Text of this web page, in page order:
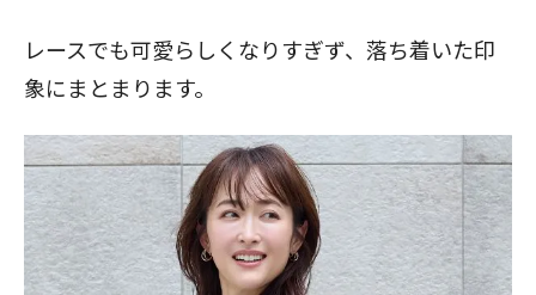
レースでも可愛らしくなりすぎず、落ち着いた印
象にまとまります。